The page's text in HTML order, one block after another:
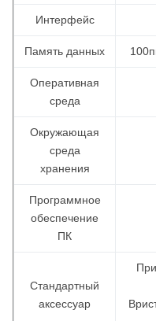
Интерфейс
Память данных
Оперативная
среда
Окружающая
среда
хранения
Программное
обеспечение
ПК
Стандартный
аксессуар